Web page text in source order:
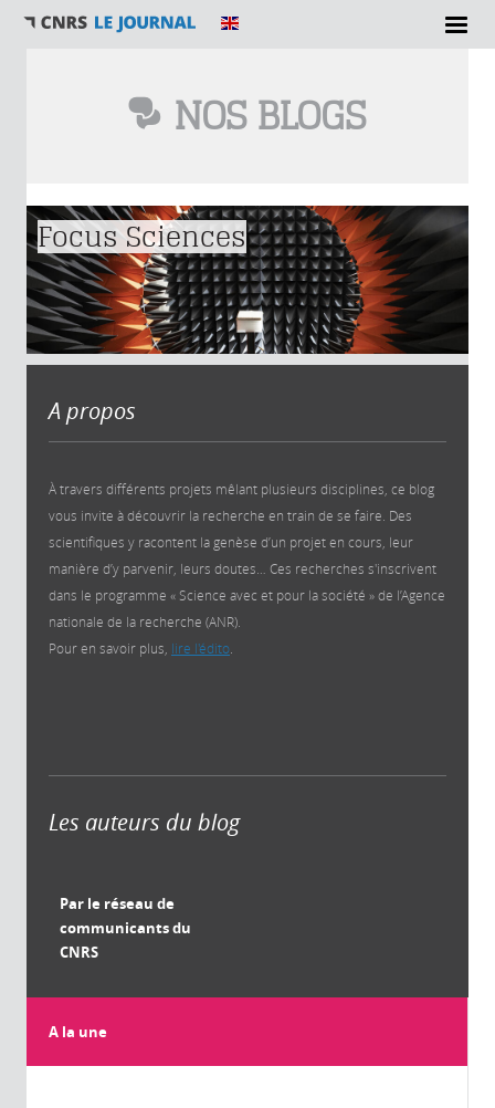
NOS BLOGS
Vous êtes ici
Focus Sciences
A propos
À travers différents projets mêlant plusieurs disciplines, ce blog
vous invite à découvrir la recherche en train de se faire. Des
scientifiques y racontent la genèse d’un projet en cours, leur
manière d’y parvenir, leurs doutes… Ces recherches s'inscrivent
dans le programme « Science avec et pour la société » de l’Agence
nationale de la recherche (ANR).
Pour en savoir plus, lire l'édito
Les auteurs du blog
Par le réseau de
communicants du
CNRS
A la une